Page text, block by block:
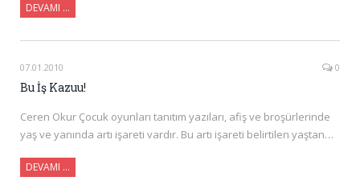
DEVAMI …
07.01.2010 0
Bu İş Kazuu!
Ceren Okur Çocuk oyunları tanıtım yazıları, afiş ve broşürlerinde
yaş ve yanında artı işareti vardır. Bu artı işareti belirtilen yaştan…
DEVAMI …